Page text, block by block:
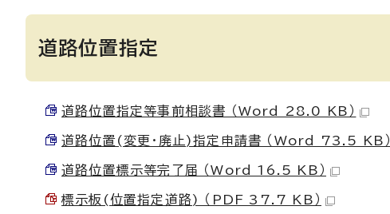
道路位置指定
道路位置指定等事前相談書 （Word 28.0 KB）
道路位置(変更・廃止)指定申請書 （Word 73.5 KB）
道路位置標示等完了届 （Word 16.5 KB）
標示板(位置指定道路) （PDF 37.7 KB）